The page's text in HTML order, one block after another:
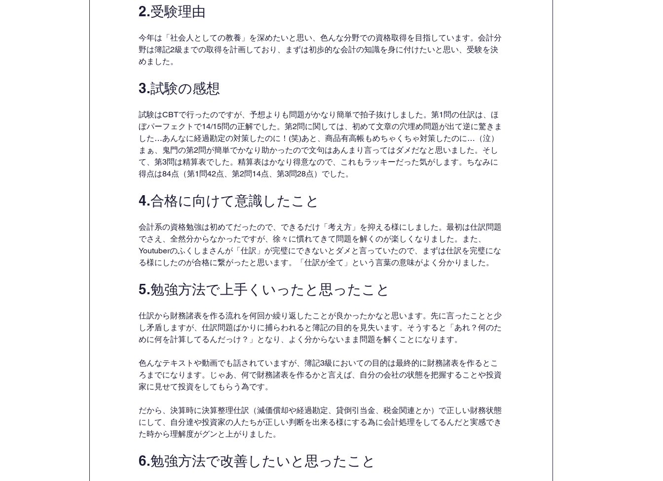
2.受験理由
今年は「社会人としての教養」を深めたいと思い、色んな分野での資格取得を目指しています。会計分
野は簿記2級までの取得を計画しており、まずは初歩的な会計の知識を身に付けたいと思い、受験を決
めました。
3.試験の感想
試験はCBTで行ったのですが、予想よりも問題がかなり簡単で拍子抜けしました。第1問の仕訳は、ほ
ぼパーフェクトで14/15問の正解でした。第2問に関しては、初めて文章の穴埋め問題が出て逆に驚きま
した…あんなに経過勘定の対策したのに！(笑)あと、商品有高帳もめちゃくちゃ対策したのに…（泣）
まぁ、鬼門の第2問が簡単でかなり助かったので文句はあんまり言ってはダメだなと思いました。そし
て、第3問は精算表でした。精算表はかなり得意なので、これもラッキーだった気がします。ちなみに
得点は84点（第1問42点、第2問14点、第3問28点）でした。
4.合格に向けて意識したこと
会計系の資格勉強は初めてだったので、できるだけ「考え方」を抑える様にしました。最初は仕訳問題
でさえ、全然分からなかったですが、徐々に慣れてきて問題を解くのが楽しくなりました。また、
Youtuberのふくしまさんが「仕訳」が完璧にできないとダメと言っていたので、まずは仕訳を完璧にな
る様にしたのが合格に繋がったと思います。「仕訳が全て」という言葉の意味がよく分かりました。
5.勉強方法で上手くいったと思ったこと
仕訳から財務諸表を作る流れを何回か繰り返したことが良かったかなと思います。先に言ったことと少
し矛盾しますが、仕訳問題ばかりに捕らわれると簿記の目的を見失います。そうすると「あれ？何のた
めに何を計算してるんだっけ？」となり、よく分からないまま問題を解くことになります。
色んなテキストや動画でも話されていますが、簿記3級においての目的は最終的に財務諸表を作るとこ
ろまでになります。じゃあ、何で財務諸表を作るかと言えば、自分の会社の状態を把握することや投資
家に見せて投資をしてもらう為です。
だから、決算時に決算整理仕訳（減価償却や経過勘定、貸倒引当金、税金関連とか）で正しい財務状態
にして、自分達や投資家の人たちが正しい判断を出来る様にする為に会計処理をしてるんだと実感でき
た時から理解度がグンと上がりました。
6.勉強方法で改善したいと思ったこと